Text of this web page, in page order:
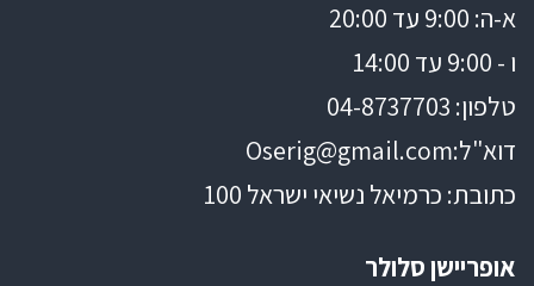
א-ה: 9:00 עד 20:00
ו - 9:00 עד 14:00
טלפון: 04 -8737703
דוא"ל:Oserig@gmail.com
כתובת: כרמיאל נשיאי ישראל 100
אופריישן סלולר